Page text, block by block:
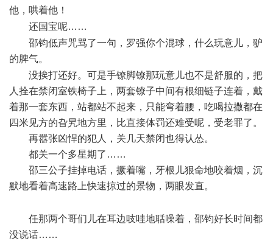
他，哄着他！
还国宝呢……
邵钧低声咒骂了一句，罗强你个混球，什么玩意儿，驴
的脾气。
没挨打还好。可是手镣脚镣那玩意儿也不是舒服的，把
人拴在禁闭室铁椅子上，两套镣子中间有根细链子连着，戴
着那一套东西，站都站不起来，只能弯着腰，吃喝拉撒都在
四米见方的旮旯地方里，比直接体罚还难受呢，受老罪了。
再嚣张凶悍的犯人，关几天禁闭也得认怂。
都关一个多星期了……
邵三公子挂掉电话，撅着嘴，牙根儿狠命地咬着烟，沉
默地看着高速路上快速掠过的景物，两眼发直。
任那两个哥们儿在耳边吱哇地聒噪着，邵钧好长时间都
没说话……